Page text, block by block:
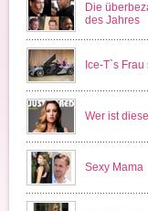
Die
des Jahres
Ice-T`s
Wer ist
Sexy Mama